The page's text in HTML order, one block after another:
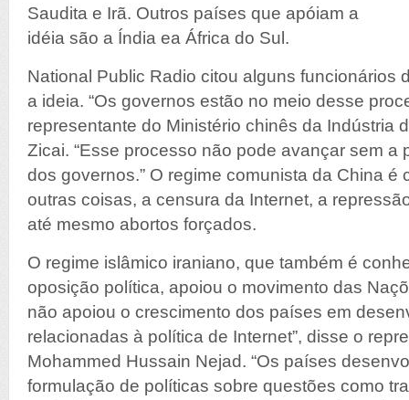
Saudita e Irã. Outros países que apóiam a
idéia são a Índia ea África do Sul.
National Public Radio citou alguns funcionários
a ideia. “Os governos estão no meio desse
representante do Ministério chinês da Indústria
Zicai. “Esse processo não pode avançar sem a
dos governos.” O regime comunista da China é
outras coisas, a censura da Internet, a
até mesmo abortos forçados.
O regime islâmico iraniano, que também é
oposição política, apoiou o movimento das
não apoiou o crescimento dos países em
relacionadas à política de Internet”, disse o
Mohammed Hussain Nejad. “Os países
formulação de políticas sobre questões como